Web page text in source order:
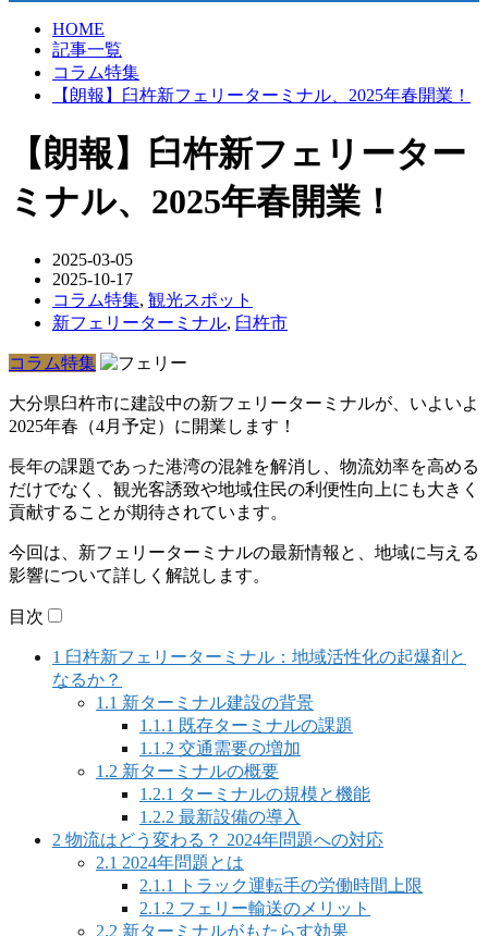
HOME
記事一覧
コラム特集
【朗報】臼杵新フェリーターミナル、2025年春開業！
【朗報】臼杵新フェリーター
ミナル、2025年春開業！
2025-03-05
2025-10-17
コラム特集, 観光スポット
新フェリーターミナル, 臼杵市
コラム特集
大分県臼杵市に建設中の新フェリーターミナルが、いよいよ
2025年春（4月予定）に開業します！
長年の課題であった港湾の混雑を解消し、物流効率を高める
だけでなく、観光客誘致や地域住民の利便性向上にも大きく
貢献することが期待されています。
今回は、新フェリーターミナルの最新情報と、地域に与える
影響について詳しく解説します。
目次
1 臼杵新フェリーターミナル：地域活性化の起爆剤と
なるか？
1.1 新ターミナル建設の背景
1.1.1 既存ターミナルの課題
1.1.2 交通需要の増加
1.2 新ターミナルの概要
1.2.1 ターミナルの規模と機能
1.2.2 最新設備の導入
2 物流はどう変わる？ 2024年問題への対応
2.1 2024年問題とは
2.1.1
トラック運転手の労働時間上限
2.1.2 フェリー輸送のメリット
2.2 新ターミナルがもたらす効果